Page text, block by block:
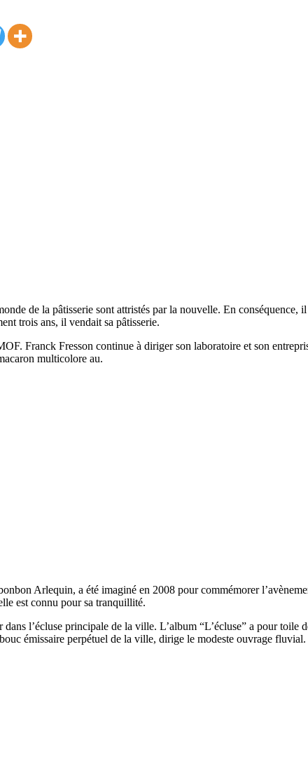
de la pâtisserie sont attristés par la nouvelle. En
trois ans, il vendait sa pâtisserie.
Franck Fresson continue à diriger son laboratoire et son
multicolore au.
Arlequin, a été imaginé en 2008 pour commémorer
est connu pour sa tranquillité.
dans l’écluse principale de la ville. L’album “L’écluse” a pour
émissaire perpétuel de la ville, dirige le modeste ouvrage fluvial.